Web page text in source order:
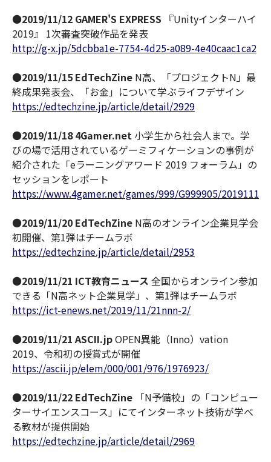
●2019/11/12 GAMER'S EXPRESS 『Unityインターハイ
2019』 1次審査突破作品を発表
http://g-x.jp/5dcbba1e-7754-4d25-a089-4e40caac1ca2
●2019/11/15 EdTechZine N高、「プロジェクトN」最
終成果発表会、「お金」について学ぶライフデザイン
https://edtechzine.jp/article/detail/2929
●2019/11/18 4Gamer.net 小学生から社会人まで。学
びの場で活用されているゲーミフィケーションの事例が
紹介された「eラーニングアワード 2019 フォーラム」の
セッションをレポート
https://www.4gamer.net/games/999/G999905/
●2019/11/20 EdTechZine N高のオンライン企業見学会
初開催、第1弾はチームラボ
https://edtechzine.jp/article/detail/2953
●2019/11/21 ICT教育ニュース 全国からオンライン参加
できる「N高ネット企業見学」、第1弾はチームラボ
https://ict-enews.net/2019/11/21nnn-2/
●2019/11/21 ASCII.jpOPEN異能（Inno）vation
2019、令和初の授賞式が開催
https://ascii.jp/elem/000/001/976/1976923/
●2019/11/22 EdTechZine 「N予備校」の「コンピュー
ターサイエンスコース」にてインターネット技術が学べ
る教材が提供開始
https://edtechzine.jp/article/detail/2969